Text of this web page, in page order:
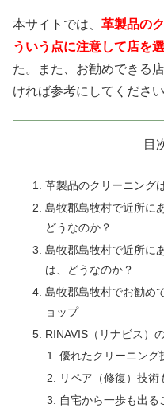
本サイトでは、 革製品の
ういう点に注意して店を
た。また、お勧めできる
ければ参考にしてください
目
革製品のクリーニング
島牧郡島牧村で近所に
どうなのか？
島牧郡島牧村で近所に
は、どうなのか？
島牧郡島牧村でお勧め
ョップ
RINAVIS（リナビス）
優れたクリーニング
リペア（修復）技術
自宅から一歩も出